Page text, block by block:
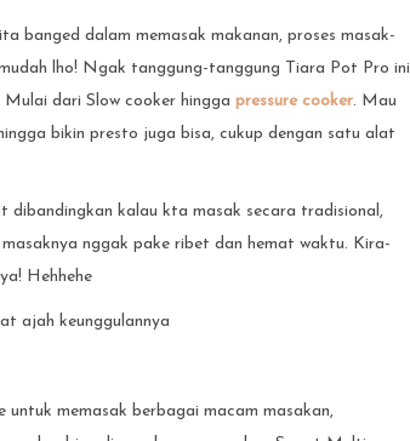
banged dalam memasak makanan, proses masak-
lho! Ngak tanggung-tanggung Tiara Pot Pro ini
dari Slow cooker hingga pressure cooker. Mau
bikin presto juga bisa, cukup dengan satu alat
dibandingkan kalau kta masak secara tradisional,
nggak pake ribet dan hemat waktu. Kira-
Hehhehe
ajah keunggulannya
memasak berbagai macam masakan,